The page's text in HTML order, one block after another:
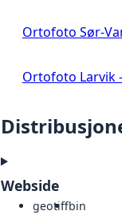
Ortofoto Sør-
Ortofoto Larvik
Webside
geotiffbin